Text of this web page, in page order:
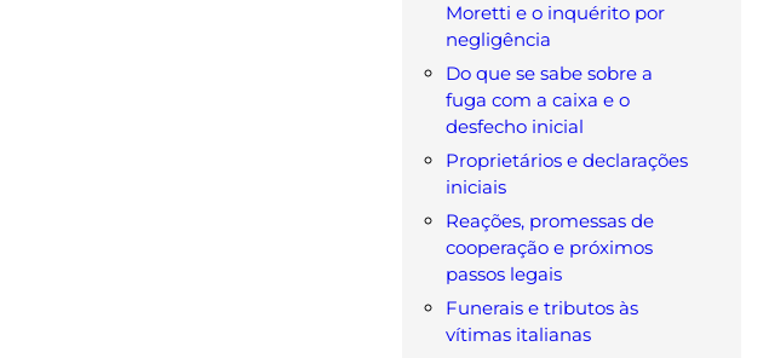
Moretti e o inquérito por
negligência
Do que se sabe sobre a
fuga com a caixa e o
desfecho inicial
Proprietários e declarações
iniciais
Reações, promessas de
cooperação e próximos
passos legais
Funerais e tributos às
vítimas italianas